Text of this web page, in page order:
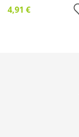
4,91 €